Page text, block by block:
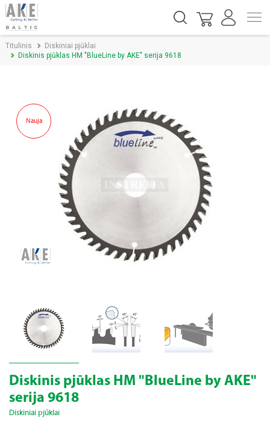
Titulinis
Diskiniai pjūklai
Diskinis pjūklas HM "BlueLine by AKE" serija 9618
Nauja
Diskinis pjūklas HM "BlueLine by AKE"
serija 9618
Diskiniai pjūklai